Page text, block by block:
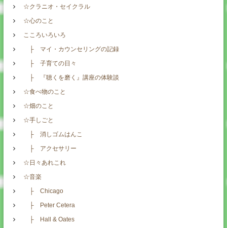
☆クラニオ・セイクラル
☆心のこと
こころいろいろ
├ マイ・カウンセリングの記録
├ 子育ての日々
├ 『聴くを磨く』講座の体験談
☆食べ物のこと
☆畑のこと
☆手しごと
├ 消しゴムはんこ
├ アクセサリー
☆日々あれこれ
☆音楽
├ Chicago
├ Peter Cetera
├ Hall & Oates